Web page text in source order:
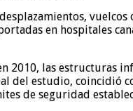
vuelcos
en hospitales
2010, las estructuras
del estudio, coincidió
de seguridad